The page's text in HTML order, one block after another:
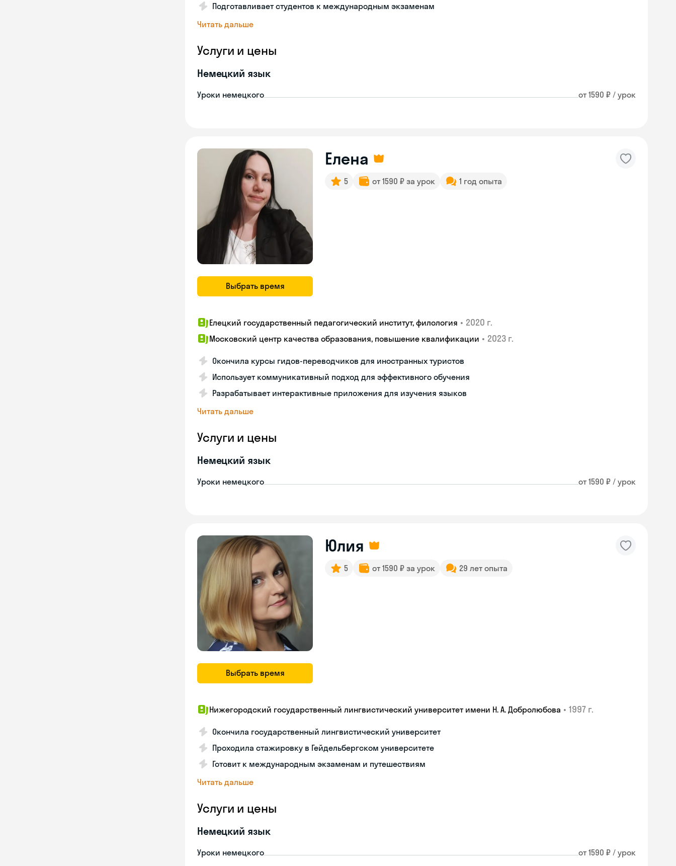
Подготавливает студентов к международным экзаменам
Читать дальше
Услуги и цены
Немецкий язык
Уроки немецкого от 1590 ₽ / урок
Выбрать время
Елена
5 от 1590 ₽ за урок 1 год опыта
Елецкий государственный педагогический институт, филология • 2020 г.
Московский центр качества образования, повышение квалификации • 2023 г.
Окончила курсы гидов-переводчиков для иностранных туристов
Использует коммуникативный подход для эффективного обучения
Разрабатывает интерактивные приложения для изучения языков
Читать дальше
Услуги и цены
Немецкий язык
Уроки немецкого от 1590 ₽ / урок
Выбрать время
Юлия
5 от 1590 ₽ за урок 29 лет опыта
Нижегородский государственный лингвистический университет имени Н. А. Добролюбова • 1997 г.
Окончила государственный лингвистический университет
Проходила стажировку в Гейдельбергском университете
Готовит к международным экзаменам и путешествиям
Читать дальше
Услуги и цены
Немецкий язык
Уроки немецкого от 1590 ₽ / урок